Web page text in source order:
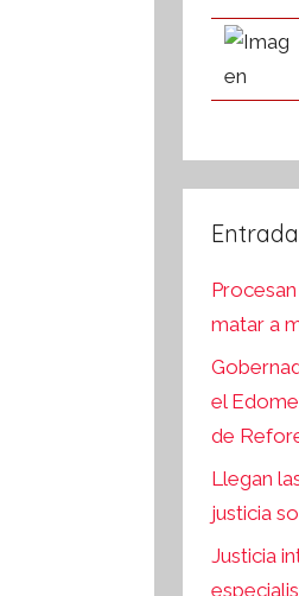
Procesan
matar a
el
de
Llegan
justicia
Justicia